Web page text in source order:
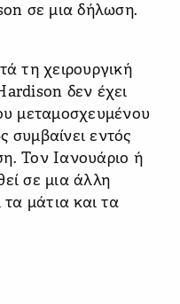
σε μια δήλωση.
τη χειρουργική
δεν έχει
μεταμοσχευμένου
εντός
Τον Ιανουάριο ή
σε μια άλλη
τα μάτια και τα